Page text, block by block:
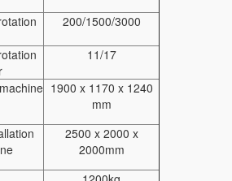
200/1500/3000
11/17
1900 x 1170 x 1240
mm
2500 x 2000 x
2000mm